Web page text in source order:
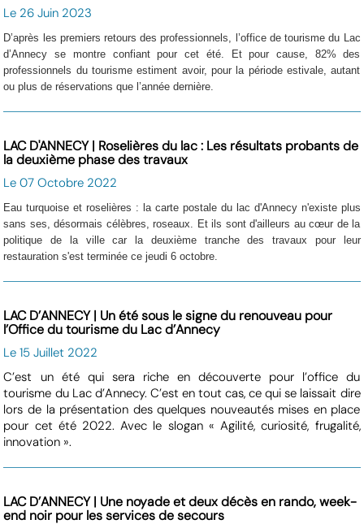
Le 26 Juin 2023
D’après les premiers retours des professionnels, l’office de tourisme du Lac
d’Annecy se montre confiant pour cet été. Et pour cause, 82% des
professionnels du tourisme estiment avoir, pour la période estivale, autant
ou plus de réservations que l’année dernière.
LAC D'ANNECY | Roselières du lac : Les résultats probants de
la deuxième phase des travaux
Le 07 Octobre 2022
Eau turquoise et roselières : la carte postale du lac d'Annecy n'existe plus
sans ses, désormais célèbres, roseaux. Et ils sont d'ailleurs au cœur de la
politique de la ville car la deuxième tranche des travaux pour leur
restauration s'est terminée ce jeudi 6 octobre.
LAC D’ANNECY | Un été sous le signe du renouveau pour
l’Office du tourisme du Lac d’Annecy
Le 15 Juillet 2022
C’est un été qui sera riche en découverte pour l’office du
tourisme du Lac d’Annecy. C’est en tout cas, ce qui se laissait dire
lors de la présentation des quelques nouveautés mises en place
pour cet été 2022. Avec le slogan « Agilité, curiosité, frugalité,
innovation ».
LAC D’ANNECY | Une noyade et deux décès en rando, week-
end noir pour les services de secours